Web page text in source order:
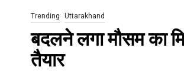
Trending Uttarakhand
बदलने लगा मौसम का
तैयार